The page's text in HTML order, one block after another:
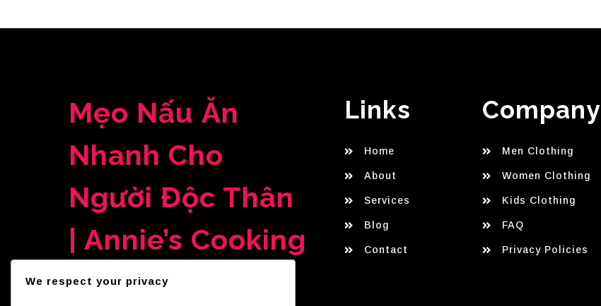
Mẹo Nấu Ăn
Nhanh Cho
Người Độc Thân
| Annie’s Cooking
Lab
Links
Home
About
Services
Blog
Contact
Company
Men Clothing
Women Clothing
Kids Clothing
FAQ
Privacy Policies
We respect your privacy